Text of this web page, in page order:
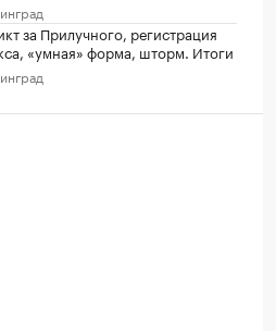
за Прилучного, регистрация
«умная» форма, шторм. Итоги